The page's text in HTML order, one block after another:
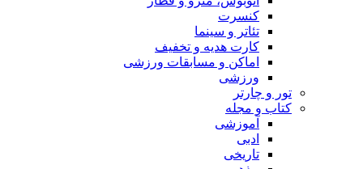
کنسرت
تئاتر و سینما
کارت هدیه و تخفیف
اماکن و مسابقات ورزشی
ورزشی
تور و چارتر
کتاب و مجله
آموزشی
ادبی
تاریخی